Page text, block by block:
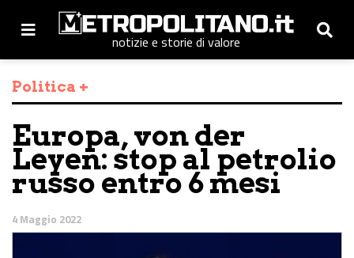
notizie e storie di valore
Politica +
Europa, von der
Leyen: stop al petrolio
russo entro 6 mesi
4 Maggio 2022